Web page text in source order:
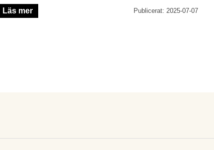
Läs mer Publicerat: 2025-07-07